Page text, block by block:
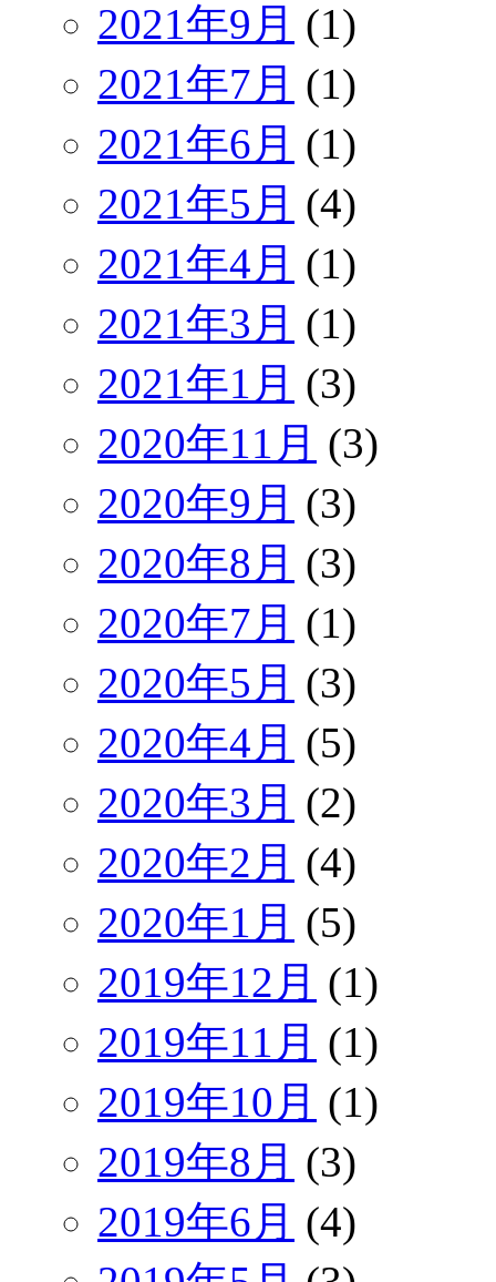
2021年9月 (1)
2021年7月 (1)
2021年6月 (1)
2021年5月 (4)
2021年4月 (1)
2021年3月 (1)
2021年1月 (3)
2020年11月 (3)
2020年9月 (3)
2020年8月 (3)
2020年7月 (1)
2020年5月 (3)
2020年4月 (5)
2020年3月 (2)
2020年2月 (4)
2020年1月 (5)
2019年12月 (1)
2019年11月 (1)
2019年10月 (1)
2019年8月 (3)
2019年6月 (4)